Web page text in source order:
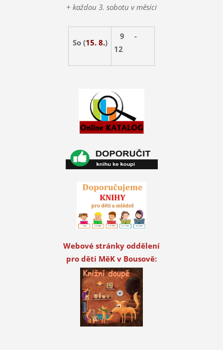
+ každou 3. sobotu v měsíci
So (15. 8.)
9 -
12
Webové stránky oddělení
pro děti MěK v Bousově: